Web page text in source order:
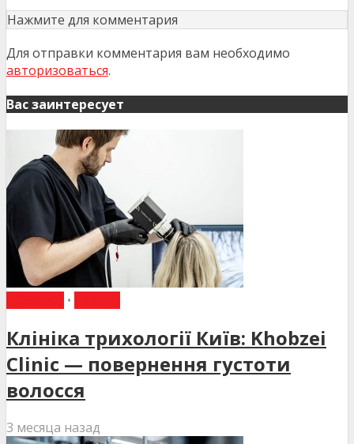
Нажмите для комментария
Для отправки комментария вам необходимо
авторизоваться.
Вас заинтересует
•
Клініка трихології Київ: Khobzei
Clinic — повернення густоти
волосся
3 месяца назад